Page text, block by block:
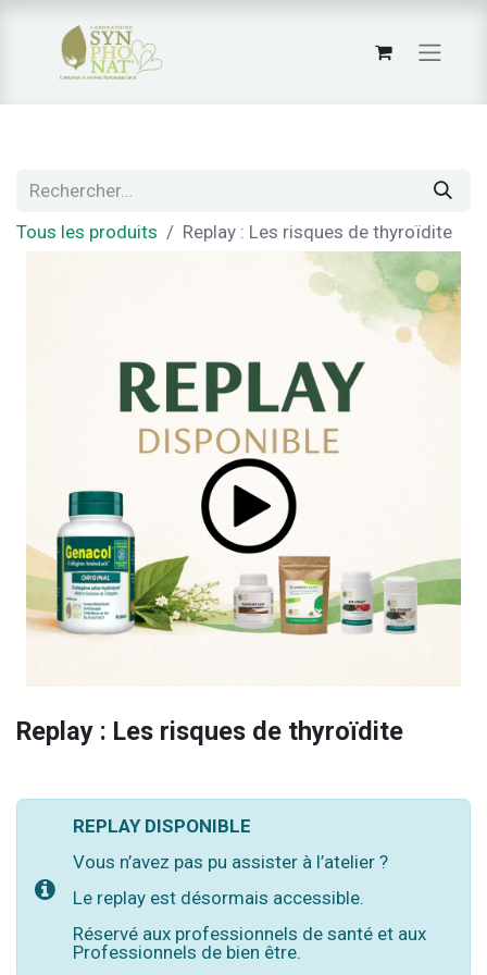
Tous les produits Replay : Les risques de thyroïdite
Replay : Les risques de thyroïdite
REPLAY DISPONIBLE
Vous n’avez pas pu assister à l’atelier ?
Le replay est désormais accessible.
Réservé aux professionnels de santé et aux
Professionnels de bien être.